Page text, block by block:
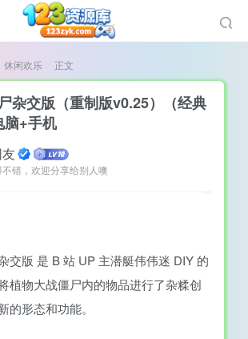
休闲欢乐 正文
杂交版（重制版v0.25）（经典
脑+手机
错，欢迎分享给别人噢
交版 是 B 站 UP 主潜艇伟伟迷 DIY 的
植物大战僵尸内的物品进行了杂糅创
的形态和功能。